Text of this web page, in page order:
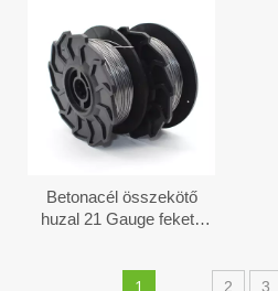
Betonacél összekötő
huzal 21 Gauge fekete
1 2 3